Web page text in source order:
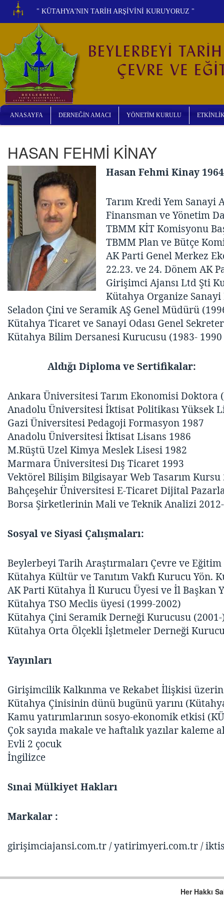
" KÜTAHYA'NIN TARİH ARŞİVİNİ KURUYORUZ "
ANASAYFA DERNEĞİN AMACI YÖNETİM KURULU
HASAN FEHMİ KİNAY
Hasan Fehmi Kinay
Tarım Kredi Yem Sanayi
Finansman ve Yönetim
TBMM KİT Komisyonu
TBMM Plan ve Bütçe
AK Parti Genel Merkez
22.23. ve 24. Dönem AK
Girişimci Ajansı Ltd Şti
Kütahya Organize Sanayi
Seladon Çini ve Seramik AŞ Genel Müdürü
Kütahya Ticaret ve Sanayi Odası Genel
Kütahya Bilim Dersanesi Kurucusu (1983-
Aldığı Diploma ve Sertifikalar:
Ankara Üniversitesi Tarım Ekonomisi
Anadolu Üniversitesi İktisat Politikası Yüksek
Gazi Üniversitesi Pedagoji Formasyon 1987
Anadolu Üniversitesi İktisat Lisans 1986
M.Rüştü Uzel Kimya Meslek Lisesi 1982
Marmara Üniversitesi Dış Ticaret 1993
Vektörel Bilişim Bilgisayar Web Tasarım Kursu
Bahçeşehir Üniversitesi E-Ticaret Dijital
Borsa Şirketlerinin Mali ve Teknik Analizi
Sosyal ve Siyasi Çalışmaları:
Beylerbeyi Tarih Araştırmaları Çevre ve Eğitim
Kütahya Kültür ve Tanıtım Vakfı Kurucu Yön.
AK Parti Kütahya İl Kurucu Üyesi ve İl Başkan
Kütahya TSO Meclis üyesi (1999-2002)
Kütahya Çini Seramik Derneği Kurucusu
Kütahya Orta Ölçekli İşletmeler Derneği
Yayınları
Girişimcilik Kalkınma ve Rekabet İlişkisi
Kütahya Çinisinin dünü bugünü yarını
Kamu yatırımlarının sosyo-ekonomik etkisi
Çok sayıda makale ve haftalık yazılar kaleme
Evli 2 çocuk
İngilizce
Sınai Mülkiyet Hakları
Markalar :
girişimciajansi.com.tr / yatirimyeri.com.tr /
Her Hakkı